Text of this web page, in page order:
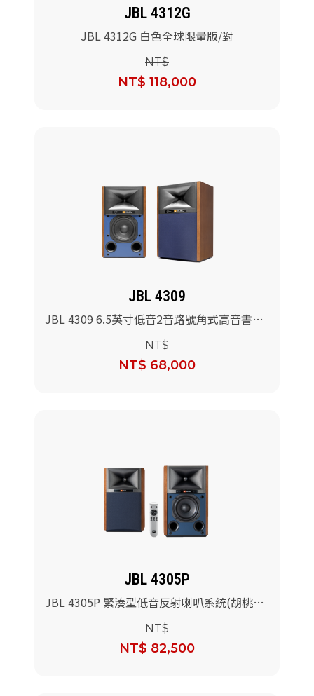
JBL 4312G
JBL 4312G 白色全球限量版/對
NT$
NT$ 118,000
JBL 4309
JBL 4309 6.5英寸低音2音路號角式高音書桌
NT$
NT$ 68,000
JBL 4305P
JBL 4305P 緊湊型低音反射喇叭系統(胡桃木
NT$
NT$ 82,500